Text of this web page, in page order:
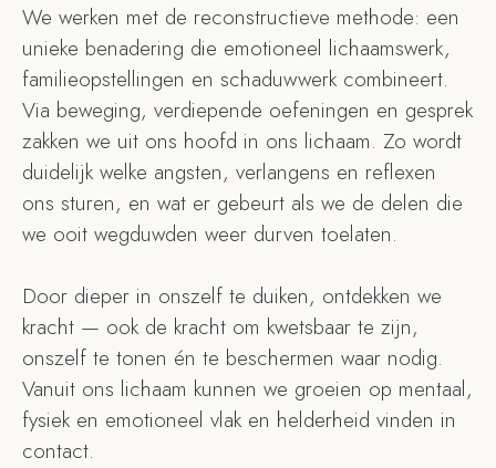
We werken met de reconstructieve methode: een
unieke benadering die emotioneel lichaamswerk,
familieopstellingen en schaduwwerk combineert.
Via beweging, verdiepende oefeningen en gesprek
zakken we uit ons hoofd in ons lichaam. Zo wordt
duidelijk welke angsten, verlangens en reflexen
ons sturen, en wat er gebeurt als we de delen die
we ooit wegduwden weer durven toelaten.
Door dieper in onszelf te duiken, ontdekken we
kracht — ook de kracht om kwetsbaar te zijn,
onszelf te tonen én te beschermen waar nodig.
Vanuit ons lichaam kunnen we groeien op mentaal,
fysiek en emotioneel vlak en helderheid vinden in
contact.